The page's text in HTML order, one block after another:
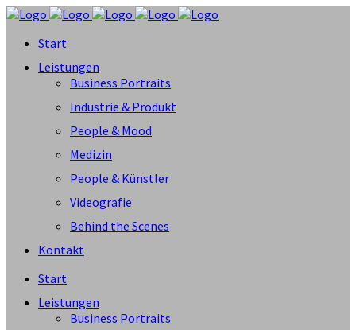
Start
Leistungen
Business Portraits
Industrie & Produkt
People & Mood
Medizin
People & Künstler
Videografie
Behind the Scenes
Kontakt
Start
Leistungen
Business Portraits